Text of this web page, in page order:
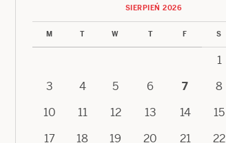
SIERPIEŃ 2026
M T W T F S
1
3
4 5 6 7 8
10
11 12 13 14 15
17
18 19 20 21 22